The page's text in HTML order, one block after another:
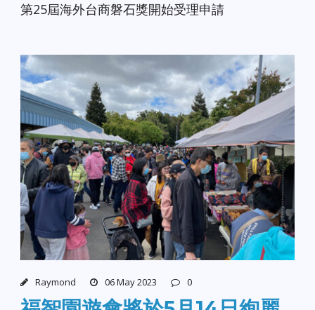
第25屆海外台商磐石獎開始受理申請
Raymond 06 May 2023 0